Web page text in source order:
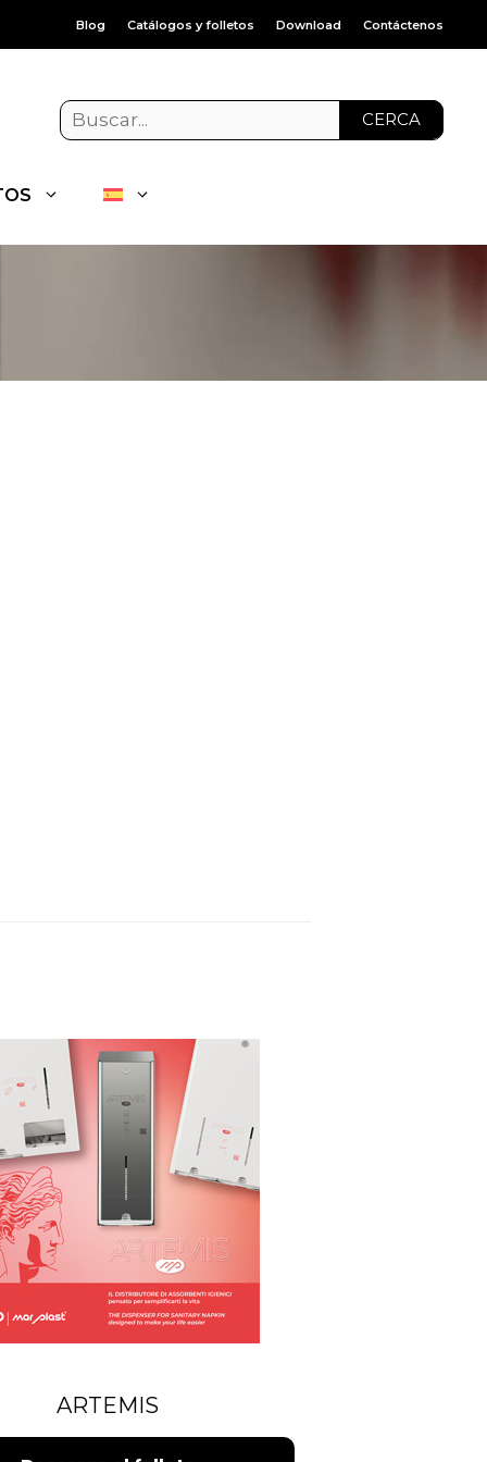
Blog Catálogos y folletos Download Contáctenos
CERCA
ARTEMIS